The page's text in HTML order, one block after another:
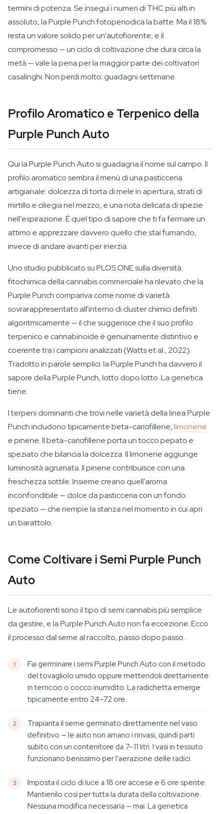
termini di potenza. Se insegui i numeri di THC più alti in
assoluto, la Purple Punch fotoperiodica la batte. Ma il 18%
resta un valore solido per un'autofiorente, e il
compromesso — un ciclo di coltivazione che dura circa la
metà — vale la pena per la maggior parte dei coltivatori
casalinghi. Non perdi molto; guadagni settimane.
Profilo Aromatico e Terpenico della
Purple Punch Auto
Qui la Purple Punch Auto si guadagna il nome sul campo. Il
profilo aromatico sembra il menù di una pasticceria
artigianale: dolcezza di torta di mele in apertura, strati di
mirtillo e ciliegia nel mezzo, e una nota delicata di spezie
nell'espirazione. È quel tipo di sapore che ti fa fermare un
attimo e apprezzare davvero quello che stai fumando,
invece di andare avanti per inerzia.
Uno studio pubblicato su PLOS ONE sulla diversità
fitochimica della cannabis commerciale ha rilevato che la
Purple Punch compariva come nome di varietà
sovrarappresentato all'interno di cluster chimici definiti
algoritmicamente — il che suggerisce che il suo profilo
terpenico e cannabinoide è genuinamente distintivo e
coerente tra i campioni analizzati (Watts et al., 2022).
Tradotto in parole semplici: la Purple Punch ha davvero il
sapore della Purple Punch, lotto dopo lotto. La genetica
tiene.
I terpeni dominanti che trovi nelle varietà della linea Purple
Punch includono tipicamente beta-cariofillene,limonene
e pinene. Il beta-cariofillene porta un tocco pepato e
speziato che bilancia la dolcezza. Il limonene aggiunge
luminosità agrumata. Il pinene contribuisce con una
freschezza sottile. Insieme creano quell'aroma
inconfondibile — dolce da pasticceria con un fondo
speziato — che riempie la stanza nel momento in cui apri
un barattolo.
Come Coltivare i Semi Purple Punch
Auto
Le autofiorenti sono il tipo di semi cannabis più semplice
da gestire, e la Purple Punch Auto non fa eccezione. Ecco
il processo dal seme al raccolto, passo dopo passo.
Fai germinare i semi Purple Punch Auto con il metodo
del tovagliolo umido oppure mettendoli direttamente
in terriccio o cocco inumidito. La radichetta emerge
tipicamente entro 24–72 ore.
Trapianta il seme germinato direttamente nel vaso
definitivo — le auto non amano i rinvasi, quindi parti
subito con un contenitore da 7–11 litri. I vasi in tessuto
funzionano benissimo per l'aerazione delle radici.
Imposta il ciclo di luce a 18 ore accese e 6 ore spente.
Mantienilo così per tutta la durata della coltivazione.
Nessuna modifica necessaria — mai. La genetica